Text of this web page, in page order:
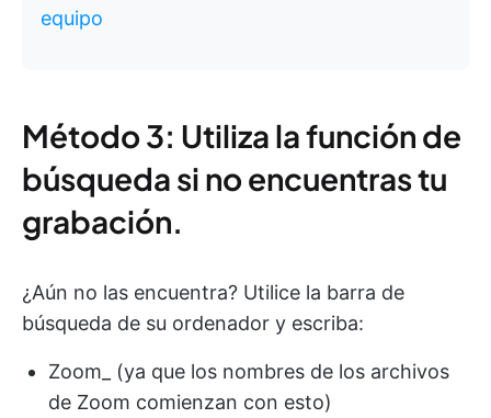
equipo
Método 3: Utiliza la función de
búsqueda si no encuentras tu
grabación.
¿Aún no las encuentra? Utilice la barra de
búsqueda de su ordenador y escriba:
Zoom_ (ya que los nombres de los archivos
de Zoom comienzan con esto)